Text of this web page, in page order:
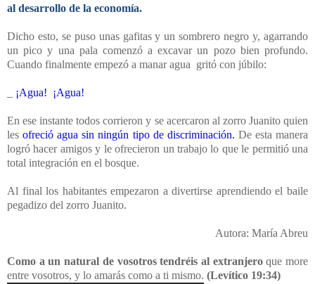
al desarrollo de la economía.
Dicho esto, se puso unas gafitas y un sombrero negro y, agarrando
un pico y una pala comenzó a excavar un pozo bien profundo.
Cuando finalmente empezó a manar agua gritó con júbilo:
¡Agua! ¡Agua!
En ese instante todos corrieron y se acercaron al zorro Juanito quien
les ofreció agua sin ningún tipo de discriminación. De esta manera
logró hacer amigos y le ofrecieron un trabajo lo que le permitió una
total integración en el bosque.
Al final los habitantes empezaron a divertirse aprendiendo el baile
pegadizo del zorro Juanito.
Autora: María Abreu
Como a un natural de vosotros tendréis al extranjeroque more
entre vosotros, y lo amarás como a ti mismo. (Levítico 19:34)